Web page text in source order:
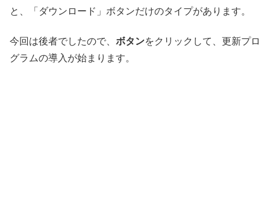
と、「ダウンロード」ボタンだけのタイプがあります。
今回は後者でしたので、 ボタンをクリックして、更新プロ
グラムの導入が始まります。